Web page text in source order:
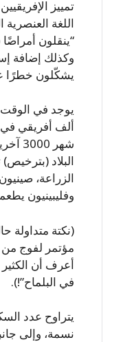
تمييز
اللغة العنصرية
“ينقلون أمراضًا
وكذلك إضافة
يشكّلون خطرًا
ألف أفريقي في
شهر
البلاد
الزراعة،
وفليبينيون
(نكتة متداولة
مؤتمر لفوج من
أعرف أن الكثير
في البلماح”!).